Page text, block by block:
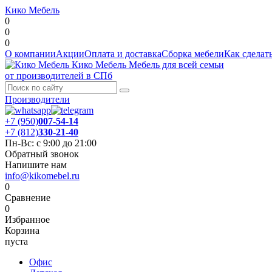
Кико Мебель
0
0
0
О компанииАкцииОплата и доставкаСборка мебелиКак
Кико Мебель Мебель для всей семьи
от производителей в СПб
Производители
+7 (950)007-54-14
+7 (812)330-21-40
Пн-Вс: с 9:00 до 21:00
Обратный звонок
Напишите нам
info@kikomebel.ru
0
Сравнение
0
Избранное
Корзина
пуста
Офис